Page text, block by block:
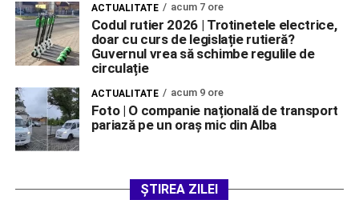
ACTUALITATE acum 7 ore
Codul rutier 2026 | Trotinetele electrice,
doar cu curs de legislație rutieră?
Guvernul vrea să schimbe regulile de
circulație
ACTUALITATE acum 9 ore
Foto | O companie națională de transport
pariază pe un oraș mic din Alba
ȘTIREA ZILEI